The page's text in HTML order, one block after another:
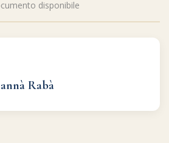
disponibile
Rabà